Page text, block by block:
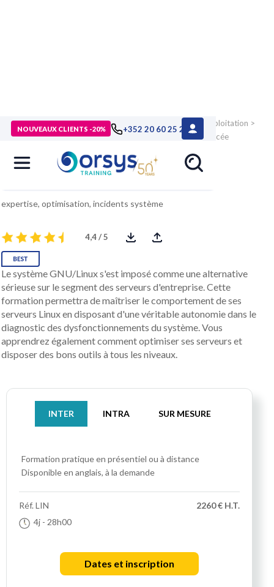
NOUVEAUX CLIENTS -20% +352 20 60 25 26
> Formations>Technologies numériques Systèmes d'exploitation >
Linux, Unix, MacOS>Formation Linux, administration avancée
Linux, administration avancée
expertise, optimisation, incidents système
4,4 / 5
Le système GNU/Linux s'est imposé comme une alternative
sérieuse sur le segment des serveurs d'entreprise. Cette
formation permettra de maîtriser le comportement de ses
serveurs Linux en disposant d'une véritable autonomie dans le
diagnostic des dysfonctionnements du système. Vous
apprendrez également comment optimiser ses serveurs et
disposer des bons outils à tous les niveaux.
INTER INTRA SUR MESURE
Formation pratique en présentiel ou à distance
Disponible en anglais, à la demande
Réf.LIN
4j - 28h00
2260 € H.T.
Dates et inscription